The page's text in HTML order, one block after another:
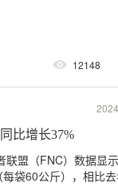
12148
比增长37%
联盟（FNC）数据显
袋60公斤），相比